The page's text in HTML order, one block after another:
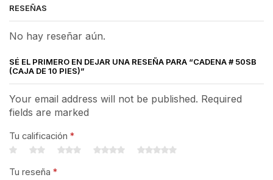
RESEÑAS
No hay reseñar aún.
SÉ EL PRIMERO EN DEJAR UNA RESEÑA PARA “CADENA # 50SB
(CAJA DE 10 PIES)”
Your email address will not be published. Required
fields are marked
Tu calificación *
Tu reseña *